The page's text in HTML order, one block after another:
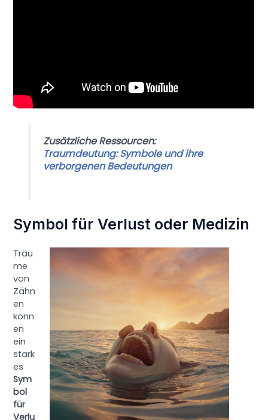
Zusätzliche Ressourcen:
Traumdeutung: Symbole und ihre
verborgenen Bedeutungen
Symbol für Verlust oder Medizin
Träu
me
von
Zähn
en
könn
en
ein
stark
es
Sym
bol
für
Verlu